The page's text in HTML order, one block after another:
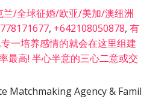
兰/全球征婚/欧亚/美加/澳纽洲
, +642108050878, 有
一培养感情的就会在这里组建
最高! 半心半意的三心二意或交
Matchmaking Agency & Famil